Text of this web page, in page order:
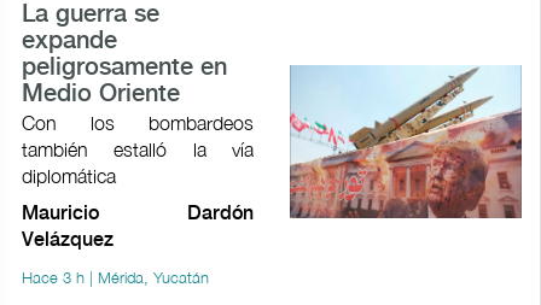
La guerra se
expande
peligrosamente en
Medio Oriente
Con los bombardeos
también estalló la vía
diplomática
Mauricio Dardón
Velázquez
Hace 3 h | Mérida, Yucatán